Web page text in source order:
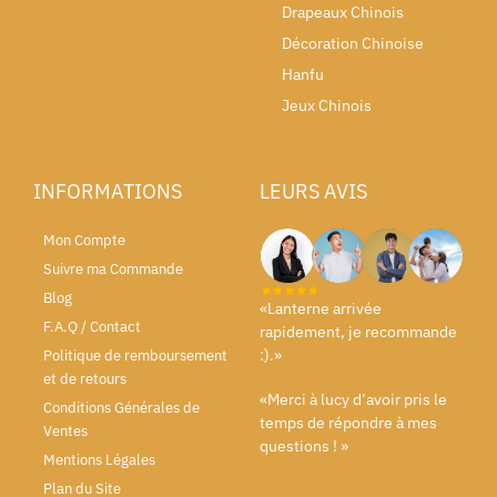
Drapeaux Chinois
Décoration Chinoise
Hanfu
Jeux Chinois
INFORMATIONS
Mon Compte
Suivre ma Commande
Blog
F.A.Q / Contact
Politique de remboursement
et de retours
Conditions Générales de
Ventes
Mentions Légales
Plan du Site
LEURS AVIS
«Lanterne arrivée
rapidement, je recommande
:).»
«Merci à lucy d’avoir pris le
temps de répondre à mes
questions ! »